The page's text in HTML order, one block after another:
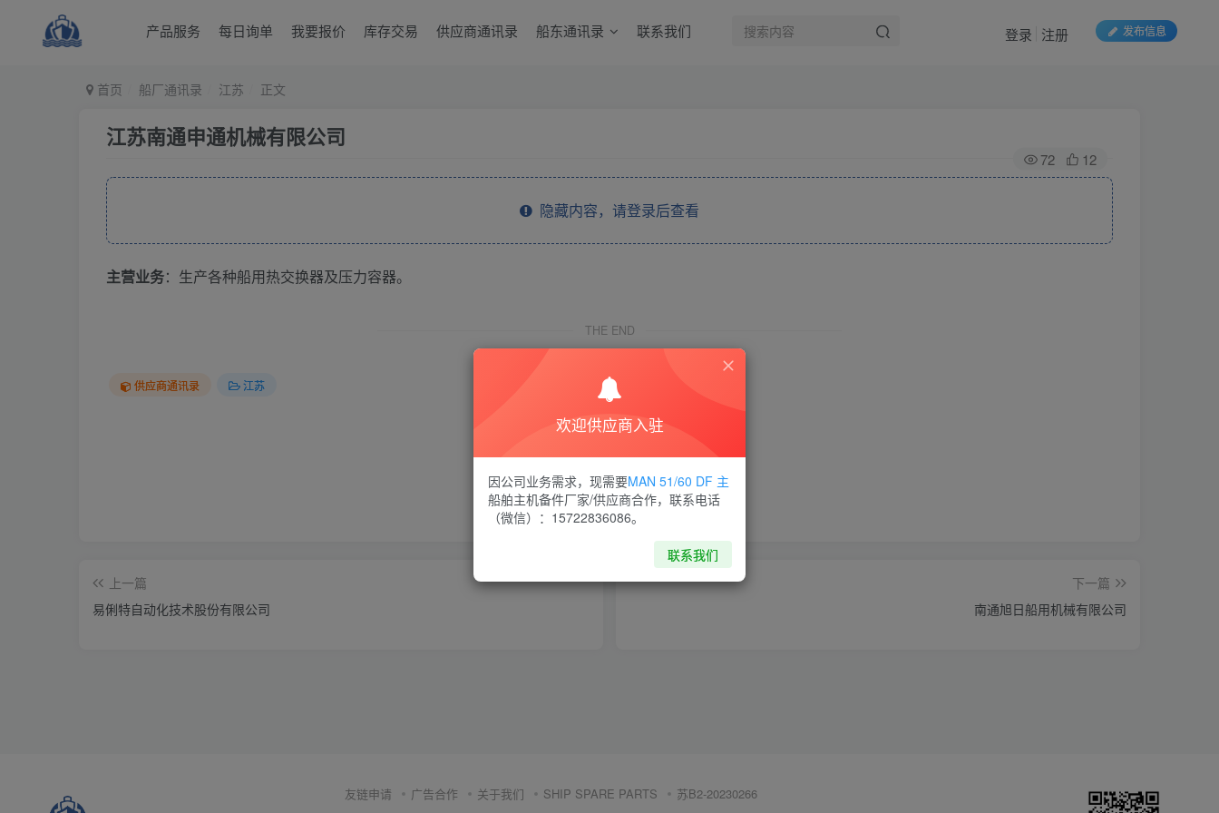
产品服务 每日询单 我要报价 库存交易 供应商通讯录 船东通讯录 联系我们 发布信息
登录 注册
首页 船厂通讯录 江苏 正文
江苏南通申通机械有限公司
72 12
隐藏内容，请登录后查看
主营业务：生产各种船用热交换器及压力容器。
THE END
供应商通讯录 江苏
喜欢就支持一下吧
点赞12 分享 收藏
上一篇
易俐特自动化技术股份有限公司
下一篇
南通旭日船用机械有限公司
友链申请 广告合作 关于我们 SHIP SPARE PARTS 苏B2-20230266
欢迎供应商入驻
因公司业务需求，现需要MAN 51/60 DF 主
船舶主机备件厂家/供应商合作，联系电话
（微信）：15722836086。
联系我们